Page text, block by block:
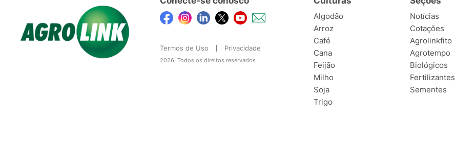
Termos de Uso Privacidade
2026, Todos os direitos reservados
Algodão
Arroz
Café
Cana
Feijão
Milho
Soja
Trigo
Notícias
Cotações
Agrolinkfito
Agrotempo
Biológicos
Fertilizantes
Sementes